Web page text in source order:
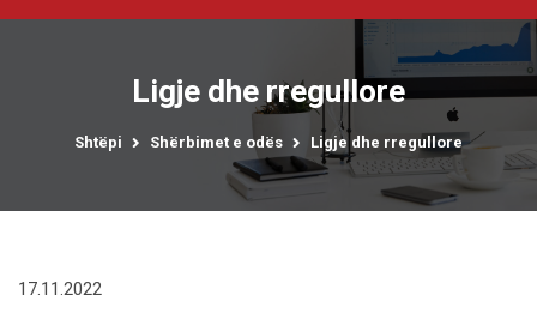
Ligje dhe rregullore
Shtëpi Shërbimet e odës Ligje dhe rregullore
17.11.2022